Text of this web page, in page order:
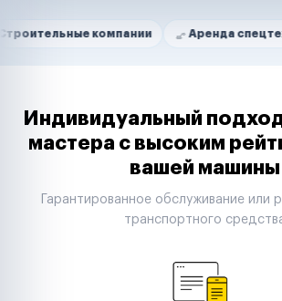
Нам доверяют
компании Аренда спецтехники
Маркетплейсы
Таксопарки
Автодилеры
Строительные компании
Аренда спецтехники
Индивидуальный
мастера с высоким
вашей машины
Гарантированное обслуживание или
транспортного